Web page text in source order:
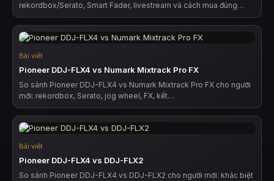
rekordbox/Serato, Smart Fader, livestream và cách mua đúng…
Bài viết
Pioneer DDJ-FLX4 vs Numark Mixtrack Pro FX
So sánh Pioneer DDJ-FLX4 vs Numark Mixtrack Pro FX cho người
mới: rekordbox, Serato, jog wheel, FX, kết…
Bài viết
Pioneer DDJ-FLX4 vs DDJ-FLX2
So sánh Pioneer DDJ-FLX4 vs DDJ-FLX2 cho người mới: khác biệt